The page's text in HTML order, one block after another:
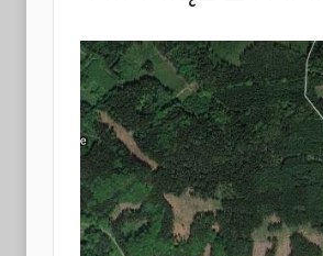
Turystyki
w
Radkowie